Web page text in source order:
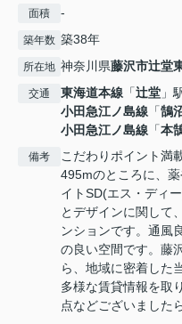
面積 -
築年数 築38年
所在地 神奈川県藤沢市辻堂
交通 東海道本線 「辻堂 」
小田急江ノ島線 「鵠
小田急江ノ島線 「本
備考
こだわりポイント満
495mのところに、
イトSD(エス・ディ
とデザインに関して
ンションです。通風
の良い空間です。藤
ら、地域に密着した
多様な賃貸情報を取
点などございました